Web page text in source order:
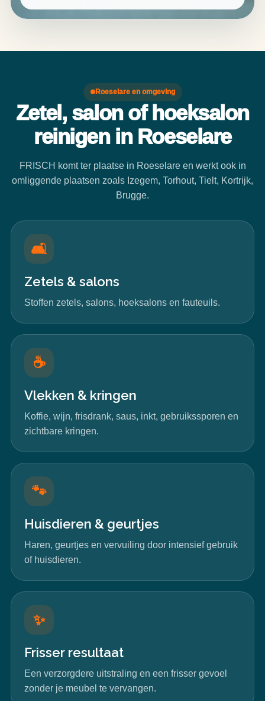
Roeselare en omgeving
Zetel, salon of hoeksalon
reinigen in Roeselare
FRISCH komt ter plaatse in Roeselare en werkt ook in
omliggende plaatsen zoals Izegem, Torhout, Tielt, Kortrijk,
Brugge.
🛋️
Zetels & salons
Stoffen zetels, salons, hoeksalons en fauteuils.
☕
Vlekken & kringen
Koffie, wijn, frisdrank, saus, inkt, gebruikssporen en
zichtbare kringen.
🐾
Huisdieren & geurtjes
Haren, geurtjes en vervuiling door intensief gebruik
of huisdieren.
✨
Frisser resultaat
Een verzorgdere uitstraling en een frisser gevoel
zonder je meubel te vervangen.